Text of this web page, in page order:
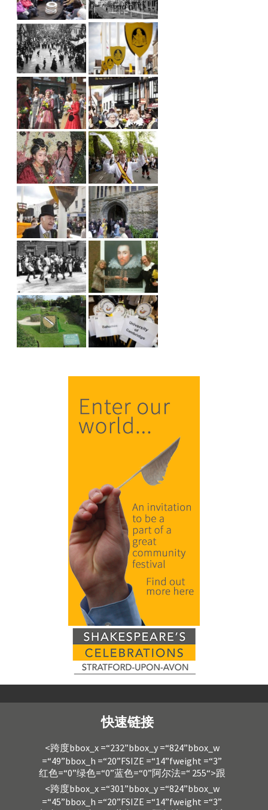
快速链接
<跨度bbox_x =“232”bbox_y =“824”bbox_w
=“49”bbox_h =“20”FSIZE =“14”fweight =“3”
红色=“0”绿色=“0”蓝色=“0”阿尔法=“ 255“>跟
<跨度bbox_x =“301”bbox_y =“824”bbox_w
=“45”bbox_h =“20”FSIZE =“14”fweight =“3”